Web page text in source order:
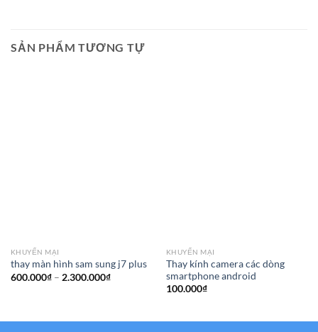
SẢN PHẨM TƯƠNG TỰ
KHUYẾN MẠI
thay màn hình sam sung j7 plus
600.000₫ – 2.300.000₫Khoảng
2.300.000₫
KHUYẾN MẠI
Thay kính camera các dòng
smartphone android
100.000₫